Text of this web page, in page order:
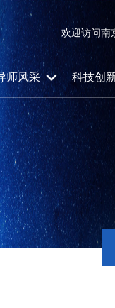
欢迎访问南
师风采 科技创